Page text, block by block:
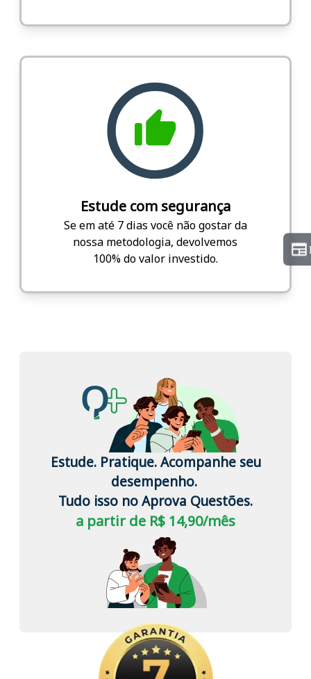
Estude com segurança
Se em até 7 dias você não gostar da
nossa metodologia, devolvemos
100% do valor investido.
Estude. Pratique. Acompanhe seu
desempenho.
Tudo isso no Aprova Questões.
a partir de R$ 14,90/mês